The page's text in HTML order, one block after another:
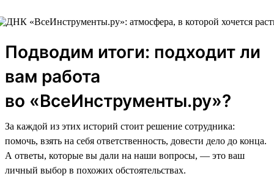
Подводим итоги: подходит ли
вам работа
во «ВсеИнструменты.ру»?
За каждой из этих историй стоит решение сотрудника:
помочь, взять на себя ответственность, довести дело до конца.
А ответы, которые вы дали на наши вопросы, — это ваш
личный выбор в похожих обстоятельствах.